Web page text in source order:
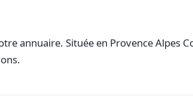
annuaire. Située en Provence Alpes